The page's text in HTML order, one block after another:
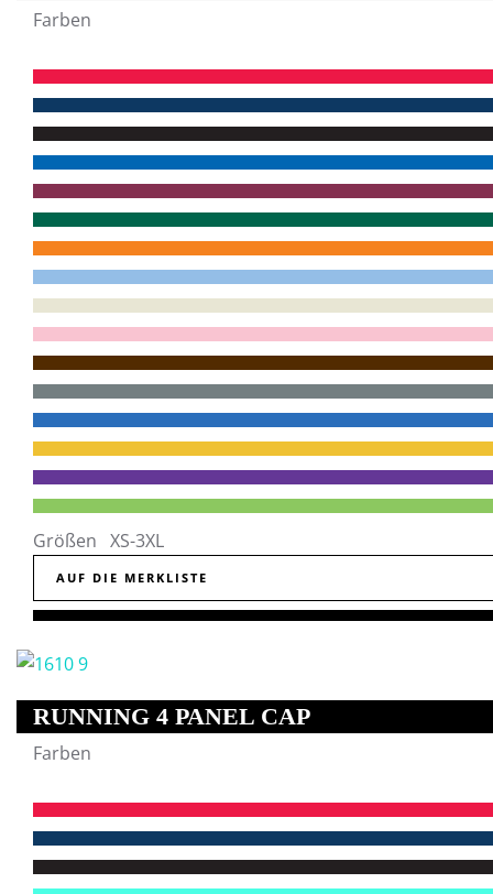
Farben
Größen XS-3XL
AUF DIE MERKLISTE
RUNNING 4 PANEL CAP
Farben